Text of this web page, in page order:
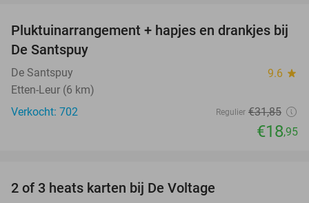
41%
Pluktuinarrangement + hapjes en drankjes bij
De Santspuy
De Santspuy 9.6 star
Etten-Leur (6 km)
Verkocht: 702
Regulier €31,85
€18,95
2 of 3 heats karten bij De Voltage